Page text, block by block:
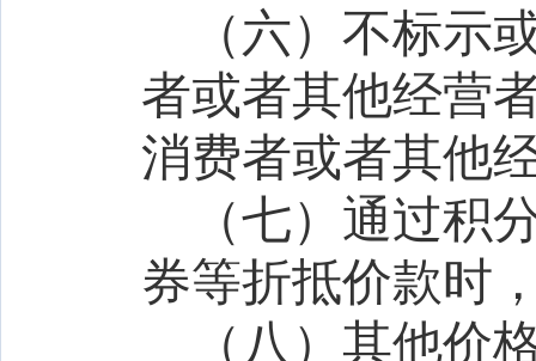
（六）不标示
者或者其他经营
消费者或者其他
（七）通过积
券等折抵价款时
（八）其他价